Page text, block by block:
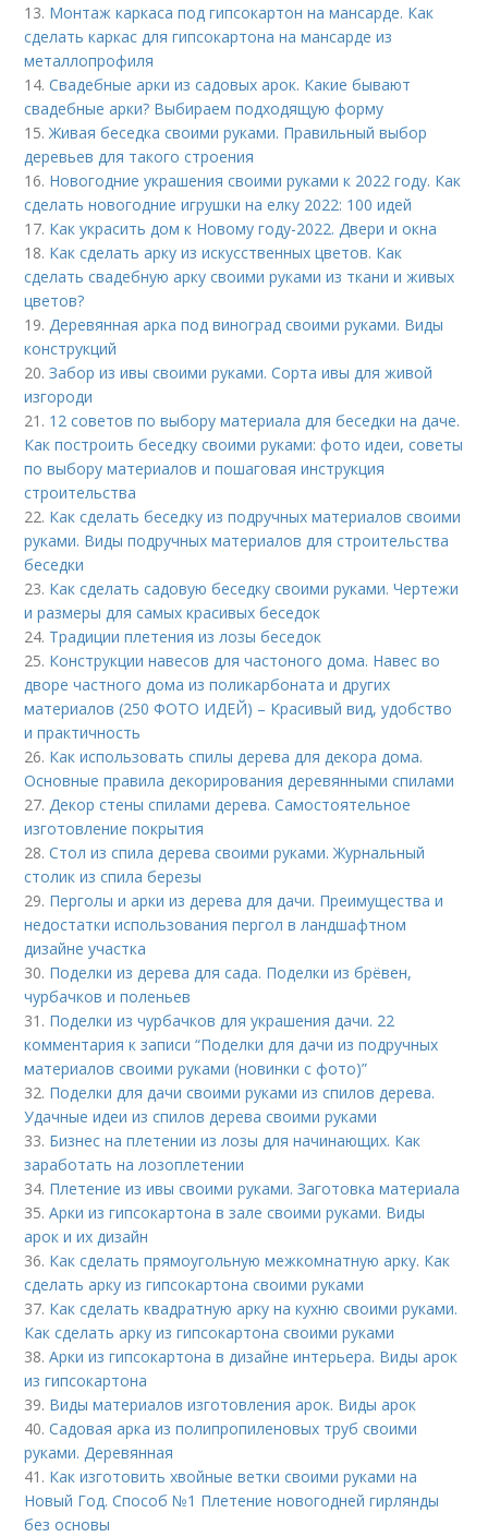
13. Монтаж каркаса под гипсокартон на мансарде. Как
сделать каркас для гипсокартона на мансарде из
металлопрофиля
14.Свадебные арки из садовых арок. Какие бывают
свадебные арки? Выбираем подходящую форму
15.Живая беседка своими руками. Правильный выбор
деревьев для такого строения
16. Новогодние украшения своими руками к 2022 году. Как
сделать новогодние игрушки на елку 2022: 100 идей
17. Как украсить дом к Новому году-2022. Двери и окна
18. Как сделать арку из искусственных цветов. Как
сделать свадебную арку своими руками из ткани и живых
цветов?
19.Деревянная арка под виноград своими руками. Виды
конструкций
20.Забор из ивы своими руками. Сорта ивы для живой
изгороди
21. 12 советов по выбору материала для беседки на даче.
Как построить беседку своими руками: фото идеи, советы
по выбору материалов и пошаговая инструкция
строительства
22. Как сделать беседку из подручных материалов своими
руками. Виды подручных материалов для строительства
беседки
23. Как сделать садовую беседку своими руками. Чертежи
и размеры для самых красивых беседок
24. Традиции плетения из лозы беседок
25. Конструкции навесов для частоного дома. Навес во
дворе частного дома из поликарбоната и других
материалов (250 ФОТО ИДЕЙ) – Красивый вид, удобство
и практичность
26. Как использовать спилы дерева для декора дома.
Основные правила декорирования деревянными спилами
27.Декор стены спилами дерева. Самостоятельное
изготовление покрытия
28.Стол из спила дерева своими руками. Журнальный
столик из спила березы
29. Перголы и арки из дерева для дачи. Преимущества и
недостатки использования пергол в ландшафтном
дизайне участка
30. Поделки из дерева для сада. Поделки из брёвен,
чурбачков и поленьев
31. Поделки из чурбачков для украшения дачи. 22
комментария к записи “Поделки для дачи из подручных
материалов своими руками (новинки с фото)”
32. Поделки для дачи своими руками из спилов дерева.
Удачные идеи из спилов дерева своими руками
33. Бизнес на плетении из лозы для начинающих. Как
заработать на лозоплетении
34. Плетение из ивы своими руками. Заготовка материала
35.Арки из гипсокартона в зале своими руками. Виды
арок и их дизайн
36. Как сделать прямоугольную межкомнатную арку. Как
сделать арку из гипсокартона своими руками
37. Как сделать квадратную арку на кухню своими руками.
Как сделать арку из гипсокартона своими руками
38.Арки из гипсокартона в дизайне интерьера. Виды арок
из гипсокартона
39. Виды материалов изготовления арок. Виды арок
40.Садовая арка из полипропиленовых труб своими
руками. Деревянная
41. Как изготовить хвойные ветки своими руками на
Новый Год. Способ №1 Плетение новогодней гирлянды
без основы